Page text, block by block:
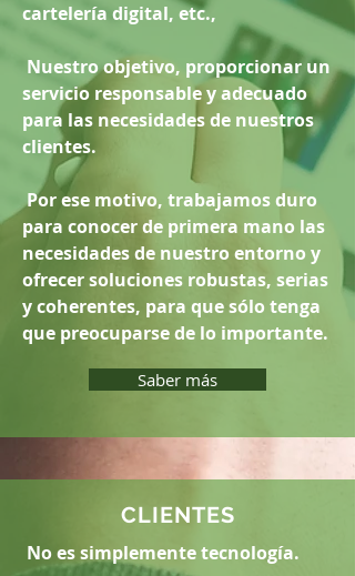
cartelería digital, etc.,
Nuestro objetivo, proporcionar un
servicio responsable y adecuado
para las necesidades de nuestros
clientes.
Por ese motivo, trabajamos duro
para conocer de primera mano las
necesidades de nuestro entorno y
ofrecer soluciones robustas, serias
y coherentes, para que sólo tenga
que preocuparse de lo importante.
Saber más
CLIENTES
No es simplemente tecnología.